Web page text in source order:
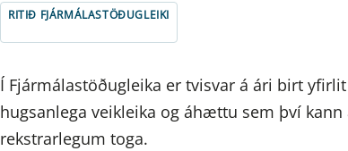
RITIÐ FJÁRMÁLASTÖÐUGLEIKI
Í Fjármálastöðugleika er tvisvar á ári birt
hugsanlega veikleika og áhættu sem því
rekstrarlegum toga.